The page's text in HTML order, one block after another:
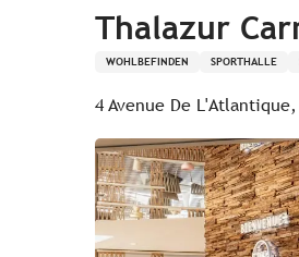
Thalazur
WOHLBEFINDEN SPORTHALLE
4 Avenue De L'Atlantique,